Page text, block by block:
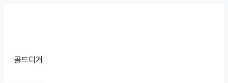
골드디거